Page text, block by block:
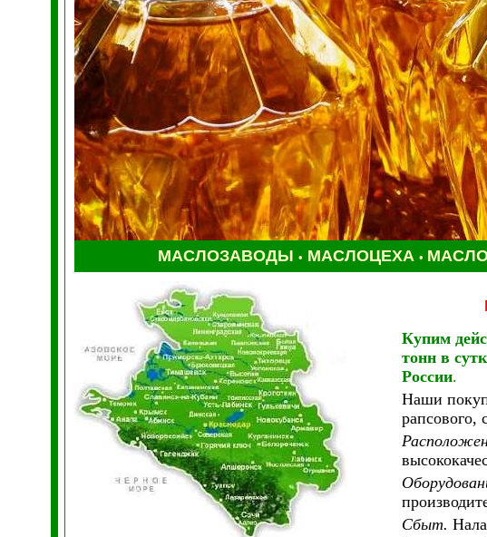
МАСЛОЗАВОДЫ • МАСЛОЦЕХА •
Купим
тонн в
России.
Наши
рапсового,
Сбыт.